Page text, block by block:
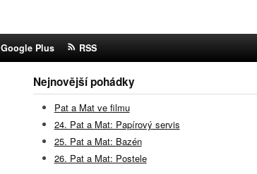
Google Plus RSS
Nejnovější pohádky
Pat a Mat ve filmu
24. Pat a Mat: Papírový servis
25. Pat a Mat: Bazén
26. Pat a Mat: Postele